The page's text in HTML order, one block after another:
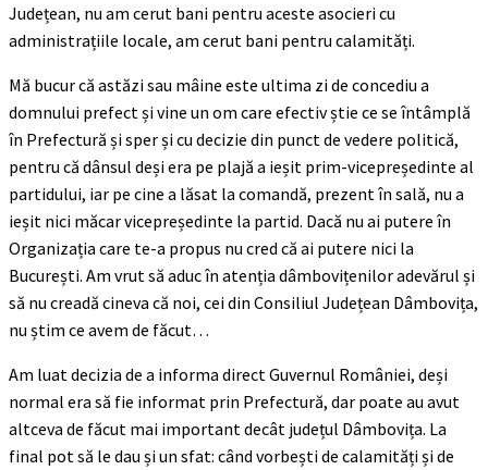
Județean, nu am cerut bani pentru aceste asocieri cu
administrațiile locale, am cerut bani pentru calamități.
Mă bucur că astăzi sau mâine este ultima zi de concediu a
domnului prefect și vine un om care efectiv știe ce se întâmplă
în Prefectură și sper și cu decizie din punct de vedere politică,
pentru că dânsul deși era pe plajă a ieșit prim-vicepreședinte al
partidului, iar pe cine a lăsat la comandă, prezent în sală, nu a
ieșit nici măcar vicepreședinte la partid. Dacă nu ai putere în
Organizația care te-a propus nu cred că ai putere nici la
București. Am vrut să aduc în atenția dâmbovițenilor adevărul și
să nu creadă cineva că noi, cei din Consiliul Județean Dâmbovița,
nu știm ce avem de făcut…
Am luat decizia de a informa direct Guvernul României, deși
normal era să fie informat prin Prefectură, dar poate au avut
altceva de făcut mai important decât județul Dâmbovița. La
final pot să le dau și un sfat: când vorbești de calamități și de